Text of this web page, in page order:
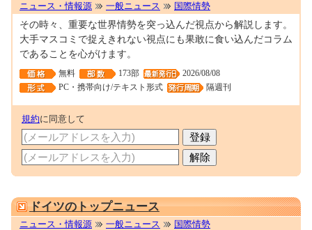
ニュース・情報源 一般ニュース 国際情勢
その時々、重要な世界情勢を突っ込んだ視点から解説します。
大手マスコミで捉えきれない視点にも果敢に食い込んだコラム
であることを心がけます。
無料 173部
2026/08/08
PC・携帯向け/テキスト形式
隔週刊
規約に同意して
ドイツのトップニュース
ニュース・情報源 一般ニュース 国際情勢